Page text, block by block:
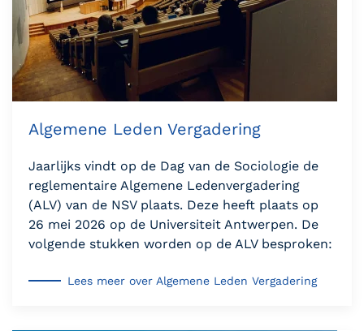
Algemene Leden Vergadering
Jaarlijks vindt op de Dag van de Sociologie de
reglementaire Algemene Ledenvergadering
(ALV) van de NSV plaats. Deze heeft plaats op
26 mei 2026 op de Universiteit Antwerpen. De
volgende stukken worden op de ALV besproken:
Lees meer over Algemene Leden Vergadering